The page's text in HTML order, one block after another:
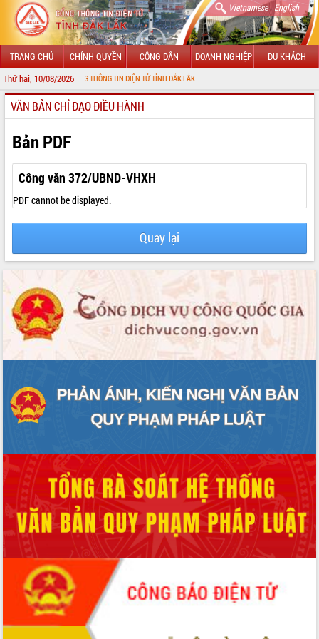
Vietnamese| English
TRANG CHỦ CHÍNH QUYỀN CÔNG DÂN DOANH NGHIỆP DU KHÁCH
Thứ hai, 10/08/2026
ĐẾN VỚI CỔNG THÔNG TIN ĐIỆN TỬ TỈNH ĐẮK LẮK
GIỚI THIỆU
LÃNH ĐẠO UBND TỈNH
TIN TỨC SỰ KIỆN
SỞ, BAN, NGÀNH
UBND CÁC XÃ, PHƯỜNG
THÔNG TIN CHỈ ĐẠO ĐIỀU HÀNH
VĂN BẢN HĐND TỈNH
ĐIỂM TIN VĂN BẢN
VĂN BẢN CHỈ ĐẠO ĐIỀU HÀNH
Bản PDF
Công văn 372/UBND-VHXH
PDF cannot be displayed.
Quay lại